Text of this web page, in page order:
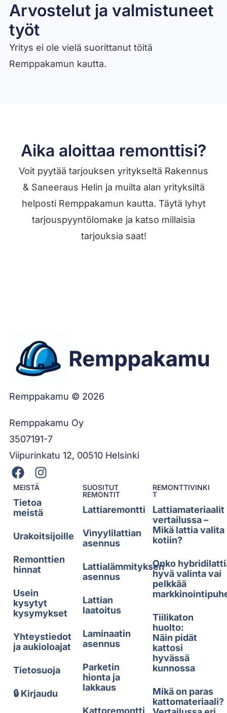
Arvostelut ja valmistuneet
työt​
Yritys ei ole vielä suorittanut töitä
Remppakamun kautta.
Aika aloittaa remonttisi?
Voit pyytää tarjouksen yritykseltä Rakennus
& Saneeraus Helin ja muilta alan yrityksiltä
helposti Remppakamun kautta. Täytä lyhyt
tarjouspyyntölomake ja katso millaisia
tarjouksia saat!
Remppakamu © 2026
Remppakamu Oy
3507191-7
Viipurinkatu 12, 00510 Helsinki
MEISTÄ
Tietoa
meistä
Urakoitsijoille
Remonttien
hinnat
Usein
kysytyt
kysymykset
Yhteystiedot
ja aukioloajat
Tietosuoja
🔒 Kirjaudu
SUOSITUT
REMONTIT
Lattiaremontti
Vinyylilattian
asennus
Lattialämmityksen
asennus
Lattian
laatoitus
Laminaatin
asennus
Parketin
hionta ja
lakkaus
REMONTTIVINKI
T
Lattiamateriaalit
vertailussa –
Mikä lattia valita
kotiin?
Onko
hyvä valinta vai
pelkkää
Tiilikaton
huolto:
Näin pidät
kattosi
hyvässä
kunnossa
Mikä on paras
kattomateriaali?